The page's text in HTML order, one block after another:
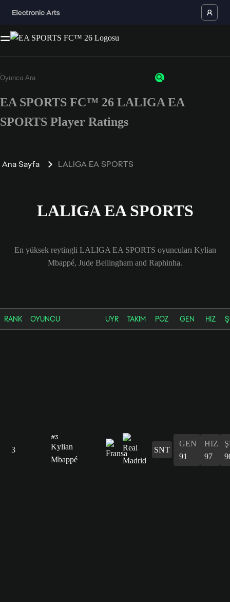
EA SPORTS FC™ 26 LALIGA EA
SPORTS Player Ratings
Ana Sayfa LALIGA EA SPORTS
LALIGA EA SPORTS
En yüksek reytingli LALIGA EA SPORTS oyuncuları Kylian
Mbappé, Jude Bellingham and Raphinha.
RANK OYUNCU UYR TAKIM POZ GEN HIZ
3
#3
Kylian
Mbappé
SNT
GEN
91
HIZ
97